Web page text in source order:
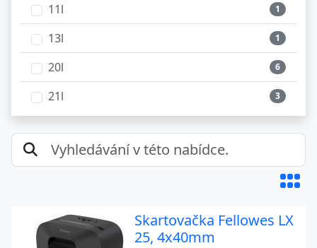
max 12 min. 1
max 15 min. 2
max 20 min. 8
11l
1
13l 1
20l 6
21l 3
23l
1
Skartovačka Fellowes LX
25, 4x40mm